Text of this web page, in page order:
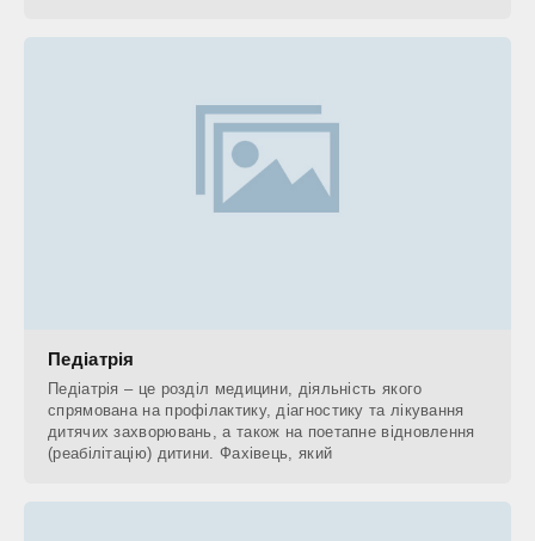
Педіатрія
Педіатрія – це розділ медицини, діяльність якого
спрямована на профілактику, діагностику та лікування
дитячих захворювань, а також на поетапне відновлення
(реабілітацію) дитини. Фахівець, який